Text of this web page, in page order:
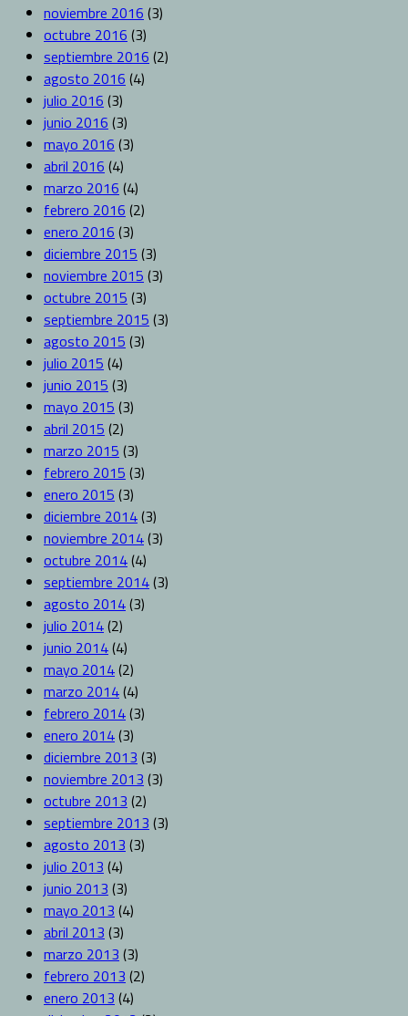
noviembre 2016 (3)
octubre 2016 (3)
septiembre 2016 (2)
agosto 2016 (4)
julio 2016 (3)
junio 2016 (3)
mayo 2016 (3)
abril 2016 (4)
marzo 2016 (4)
febrero 2016 (2)
enero 2016 (3)
diciembre 2015 (3)
noviembre 2015 (3)
octubre 2015 (3)
septiembre 2015 (3)
agosto 2015 (3)
julio 2015 (4)
junio 2015 (3)
mayo 2015 (3)
abril 2015 (2)
marzo 2015 (3)
febrero 2015 (3)
enero 2015 (3)
diciembre 2014(3)
noviembre 2014(3)
octubre 2014(4)
septiembre 2014(3)
agosto 2014(3)
julio 2014(2)
junio 2014(4)
mayo 2014(2)
marzo 2014(4)
febrero 2014(3)
enero 2014(3)
diciembre 2013 (3)
noviembre 2013 (3)
octubre 2013 (2)
septiembre 2013 (3)
agosto 2013 (3)
julio 2013 (4)
junio 2013 (3)
mayo 2013 (4)
abril 2013 (3)
marzo 2013 (3)
febrero 2013 (2)
enero 2013 (4)